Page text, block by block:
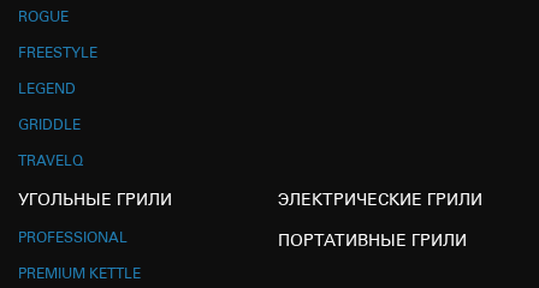
ROGUE
FREESTYLE
LEGEND
GRIDDLE
TRAVELQ
УГОЛЬНЫЕ ГРИЛИ
PROFESSIONAL
PREMIUM KETTLE
ЭЛЕКТРИЧЕСКИЕ ГРИЛИ
ПОРТАТИВНЫЕ ГРИЛИ